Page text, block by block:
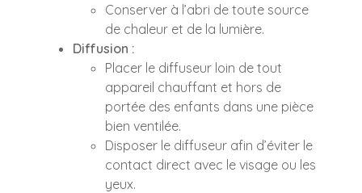
Conserver à l’abri de toute source
de chaleur et de la lumière.
Diffusion :
Placer le diffuseur loin de tout
appareil chauffant et hors de
portée des enfants dans une pièce
bien ventilée.
Disposer le diffuseur afin d’éviter le
contact direct avec le visage ou les
yeux.